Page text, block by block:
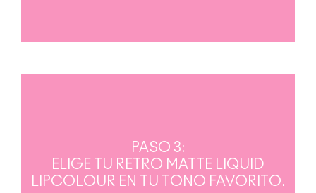
PASO 3:
ELIGE TU RETRO MATTE LIQUID
LIPCOLOUR EN TU TONO FAVORITO.